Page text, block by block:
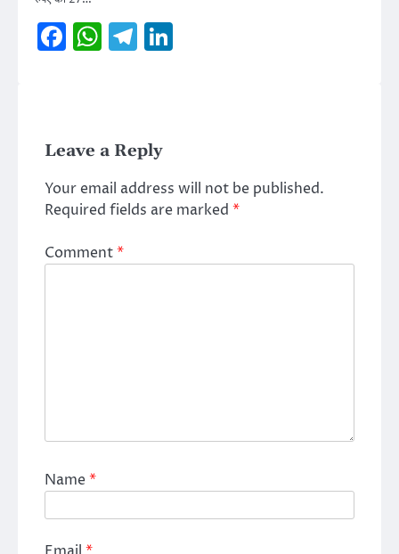
Facebook
WhatsApp
Telegram
Leave a Reply
Your email address will not be published.
Required fields are marked *
Comment*
Name*